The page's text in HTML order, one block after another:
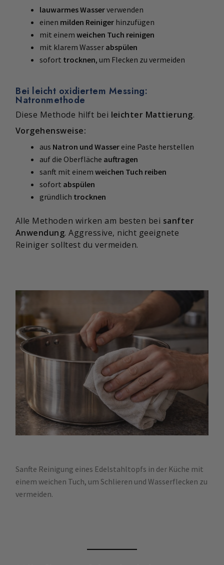
lauwarmes Wasserverwenden
einen milden Reiniger hinzufügen
mit einem weichen Tuch reinigen
mit klarem Wasser abspülen
sofort trocknen, um Flecken zu vermeiden
Bei leicht oxidiertem Messing:
Natronmethode
Diese Methode hilft bei leichter Mattierung.
Vorgehensweise:
aus Natron und Wasser eine Paste herstellen
auf die Oberfläche auftragen
sanft mit einem weichen Tuch reiben
sofort abspülen
gründlich trocknen
Alle Methoden wirken am besten bei sanfter
Anwendung. Aggressive, nicht geeignete
Reiniger solltest du vermeiden.
Sanfte Reinigung eines Edelstahltopfs in der Küche mit
einem weichen Tuch, um Schlieren und Wasserflecken zu
vermeiden.